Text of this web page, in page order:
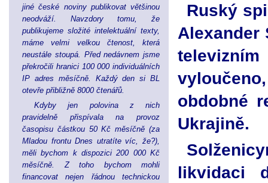
jiné české noviny publikovat většinou
neodváží. Navzdory tomu, že
publikujeme složité intelektuální texty,
máme velmi velkou čtenost, která
neustále stoupá. Před nedávnem jsme
překročili hranici 100 000 individuálních
IP adres měsíčně. Každý den si BL
otevře přibližně 8000 čtenářů.
Kdyby jen polovina z nich
pravidelně přispívala na provoz
časopisu částkou 50 Kč měsíčně (za
Mladou frontu Dnes utratíte víc, že?),
měli bychom k dispozici 200 000 Kč
měsíčně. Z toho bychom mohli
financovat nejen řádnou technickou
Ruský
Alexander
obdobné
Ukrajině.
likvidaci